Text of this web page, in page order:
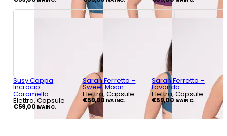
Susy Coppa
Incrocio –
Caramello
Elettra, Capsule
€59,00 IVA INC.
Sarah Ferretto –
Sweet Moon
Elettra, Capsule
€59,00 IVA INC.
Sarah Ferretto –
Lavanda
Elettra, Capsule
€59,00 IVA INC.